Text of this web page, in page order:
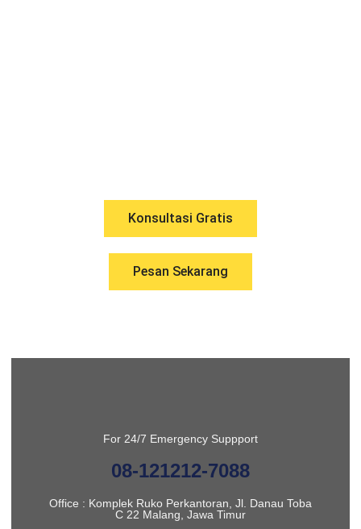
Konsultasi Gratis
Pesan Sekarang
For 24/7 Emergency Suppport
08-121212-7088
Office : Komplek Ruko Perkantoran, Jl. Danau Toba
C 22 Malang, Jawa Timur